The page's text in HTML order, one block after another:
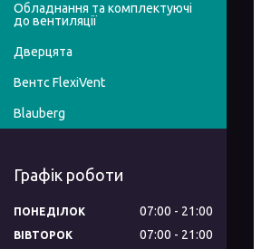
Обладнання та комплектуючі
до вентиляції
Дверцята
Вентс FlexiVent
Blauberg
Графік роботи
ПОНЕДІЛОК 07:00 21:00
ВІВТОРОК 07:00 21:00